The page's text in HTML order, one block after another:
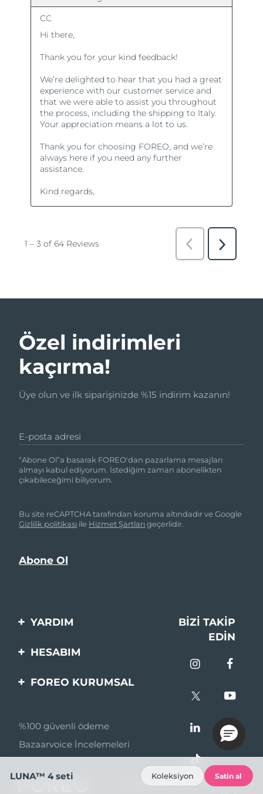
Özel indirimleri
kaçırma!
Üye olun ve ilk siparişinizde %15 indirim kazanın!
E-posta adresi
“Abone Ol”a basarak FOREO'dan pazarlama mesajları
almayı kabul ediyorum. İstediğim zaman abonelikten
çıkabileceğimi biliyorum.
Bu site reCAPTCHA tarafından koruma altındadır ve Google
Gizlilik politikası ile Hizmet Şartlarıgeçerlidir.
YARDIM
Bi̇zi̇mle İleti̇şi̇me Geçi̇n
BIZI TAKIP
EDIN
HESABIM
Ürün Kaydı
FOREO KURUMSAL
Ortaklik Programi
Ortaklık haberleri
MYSA
%100 güvenli ödeme
Bazaarvoice İncelemeleri
© 2026 FOREO Tüm hakları
LUNA™ 4 seti Koleksiyon Satin al